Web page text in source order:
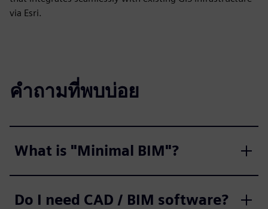
via Esri.
คำถามที่พบบ่อย
What is "Minimal BIM"?
Do I need CAD / BIM software?